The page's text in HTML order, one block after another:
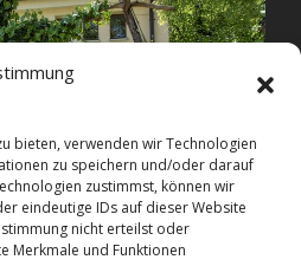
bieten, verwenden wir Technologien
zu speichern und/oder darauf
zustimmst, können wir
eindeutige IDs auf dieser Website
nicht erteilst oder
Merkmale und Funktionen